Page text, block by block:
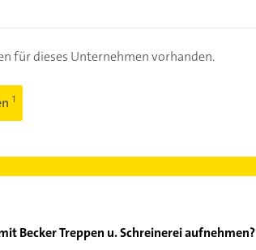
für dieses Unternehmen vorhanden.
Becker Treppen u. Schreinerei aufnehmen?